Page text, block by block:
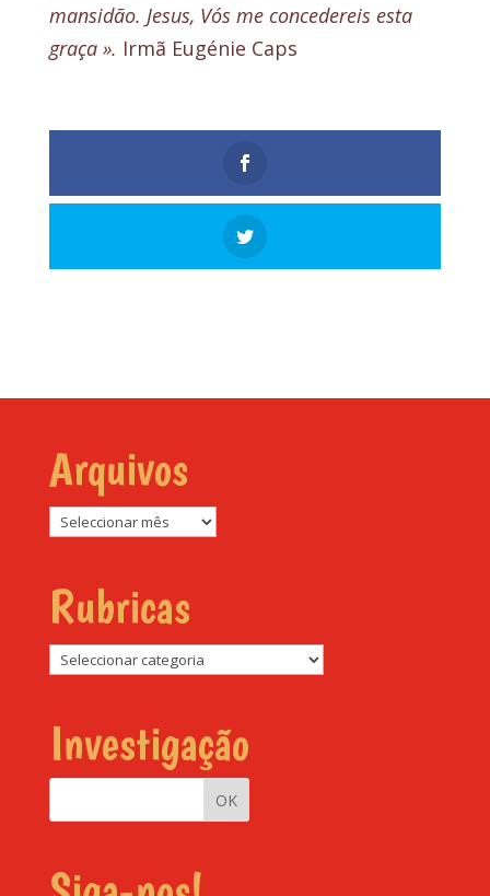
mansidão. Jesus, Vós me concedereis esta
graça ». Irmã Eugénie Caps
Arquivos
Arquivos
Rubricas
Rubricas
Investigação